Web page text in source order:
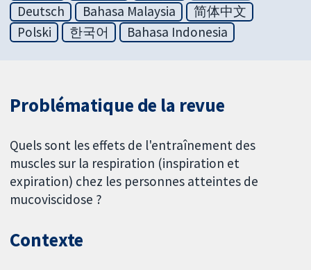
Deutsch
Bahasa Malaysia
简体中文
Polski
한국어 Bahasa Indonesia
Problématique de la revue
Quels sont les effets de l'entraînement des
muscles sur la respiration (inspiration et
expiration) chez les personnes atteintes de
mucoviscidose ?
Contexte